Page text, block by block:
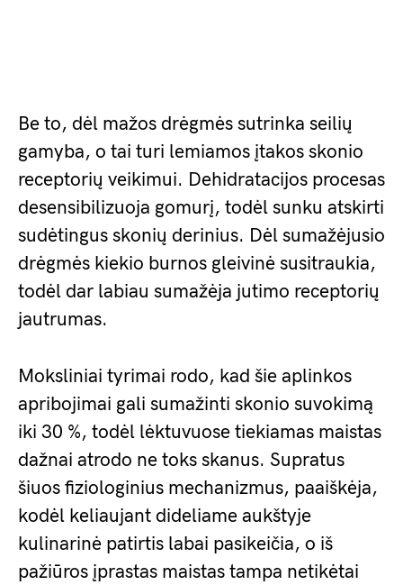
Be to, dėl mažos drėgmės sutrinka seilių
gamyba, o tai turi lemiamos įtakos skonio
receptorių veikimui. Dehidratacijos procesas
desensibilizuoja gomurį, todėl sunku atskirti
sudėtingus skonių derinius. Dėl sumažėjusio
drėgmės kiekio burnos gleivinė susitraukia,
todėl dar labiau sumažėja jutimo receptorių
jautrumas.
Moksliniai tyrimai rodo, kad šie aplinkos
apribojimai gali sumažinti skonio suvokimą
iki 30 %, todėl lėktuvuose tiekiamas maistas
dažnai atrodo ne toks skanus. Supratus
šiuos fiziologinius mechanizmus, paaiškėja,
kodėl keliaujant dideliame aukštyje
kulinarinė patirtis labai pasikeičia, o iš
pažiūros įprastas maistas tampa netikėtai